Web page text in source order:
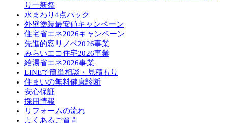
り一新祭
水まわり4点パック
外壁塗装最安値キャンペーン
住宅省エネ2026キャンペーン
先進的窓リノベ2026事業
みらいエコ住宅2026事業
給湯省エネ2026事業
LINEで簡単相談・見積もり
住まいの無料健康診断
安心保証
採用情報
リフォームの流れ
よくあるご質問